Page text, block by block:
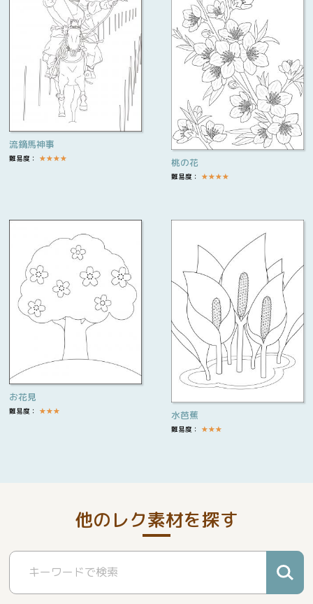
流鏑馬神事
難易度： ★★★★ 桃の花
難易度： ★★★★
お花見
難易度： ★★★ 水芭蕉
難易度： ★★★
他のレク素材を探す